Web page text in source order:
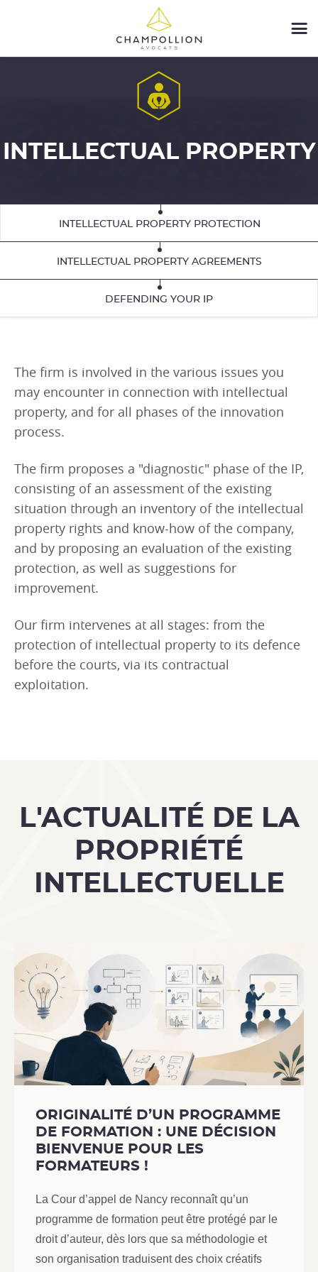
INTELLECTUAL PROPERTY
INTELLECTUAL PROPERTY PROTECTION
INTELLECTUAL PROPERTY AGREEMENTS
DEFENDING YOUR IP
The firm is involved in the various issues you
may encounter in connection with intellectual
property, and for all phases of the innovation
process.
The firm proposes a "diagnostic" phase of the IP,
consisting of an assessment of the existing
situation through an inventory of the intellectual
property rights and know-how of the company,
and by proposing an evaluation of the existing
protection, as well as suggestions for
improvement.
Our firm intervenes at all stages: from the
protection of intellectual property to its defence
before the courts, via its contractual
exploitation.
L'ACTUALITÉ DE LA
PROPRIÉTÉ
INTELLECTUELLE
ORIGINALITÉ D’UN PROGRAMME
DE FORMATION : UNE DÉCISION
BIENVENUE POUR LES
FORMATEURS !
La Cour d’appel de Nancy reconnaît qu’un
programme de formation peut être protégé par le
droit d’auteur, dès lors que sa méthodologie et
son organisation traduisent des choix créatifs